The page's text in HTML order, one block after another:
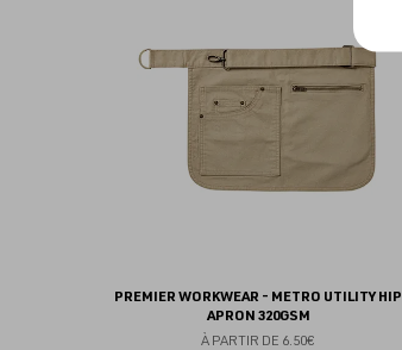
PREMIER WORKWEAR - METRO UTILITY HIP
APRON 320GSM
À PARTIR DE 6.50€